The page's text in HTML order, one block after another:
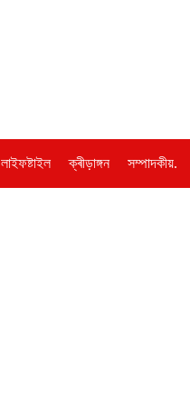
লাইফষ্টাইল ক্ৰীড়াঙ্গন সম্পাদকীয়.